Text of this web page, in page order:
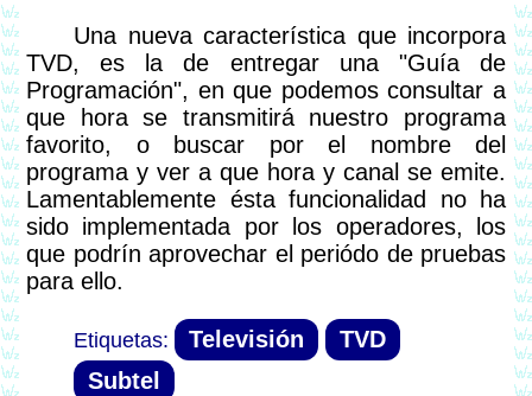
Una nueva característica que incorpora
TVD, es la de entregar una "Guía de
Programación", en que podemos consultar a
que hora se transmitirá nuestro programa
favorito, o buscar por el nombre del
programa y ver a que hora y canal se emite.
Lamentablemente ésta funcionalidad no ha
sido implementada por los operadores, los
que podrín aprovechar el periódo de pruebas
para ello.
Televisión
TVD
Subtel